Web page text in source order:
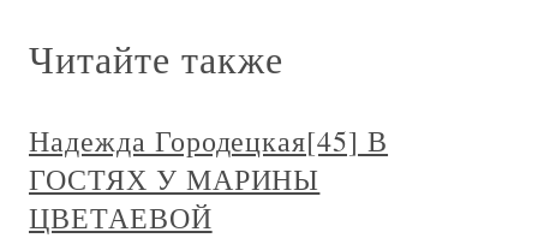
Читайте также
Надежда Городецкая[45] В
ГОСТЯХ У МАРИНЫ
ЦВЕТАЕВОЙ